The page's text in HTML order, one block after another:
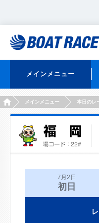
メインメニュー
HOMEメインメニュー 本日のレ
7月2日
初日